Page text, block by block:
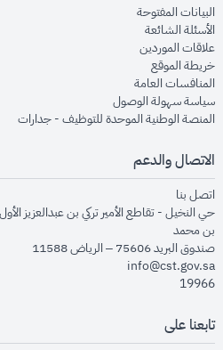
البيانات المفتوحةopens in new window
الأسئلة الشائعةopens in new window
علاقات الموردينopens in new window
خريطة الموقعopens in new window
المنافسات العامةopens in new window
سياسة سهولة الوصولopens in new window
المنصة الوطنية الموحدة للتوظيف - جدارات
الاتصال والدعم
اتصل بنا
حي النخيل - تقاطع الأمير تركي بن عبدالعزيز
بن محمد
صندوق البريد 75606 – الرياض 11588
info@cst.gov.sa
19966
تابعنا على